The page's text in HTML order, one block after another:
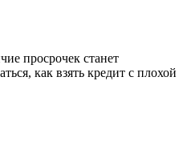
просрочек станет
как взять кредит с плохой